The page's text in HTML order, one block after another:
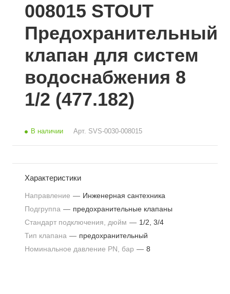
008015 STOUT
Предохранительный
клапан для систем
водоснабжения 8
1/2 (477.182)
В наличии Арт. SVS-0030-008015
Характеристики
Направление — Инженерная сантехника
Подгруппа — предохранительные клапаны
Стандарт подключения, дюйм — 1/2, 3/4
Тип клапана — предохранительный
Номинальное давление PN, бар — 8